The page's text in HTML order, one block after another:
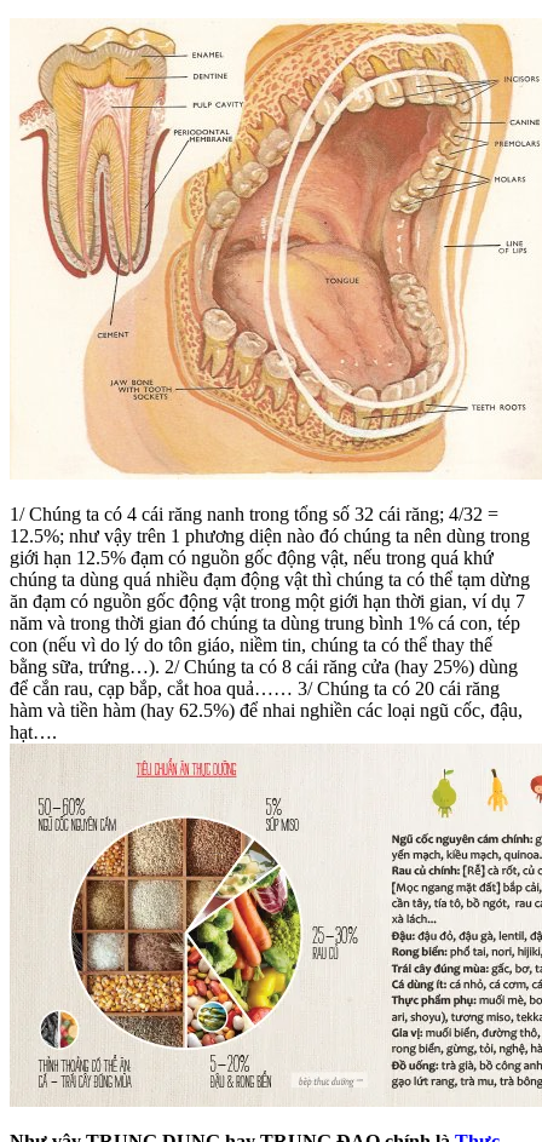
1/ Chúng ta có 4 cái răng nanh trong tổng số 32 cái răng; 4/32 =
12.5%; như vậy trên 1 phương diện nào đó chúng ta nên dùng trong
giới hạn 12.5% đạm có nguồn gốc động vật, nếu trong quá khứ
chúng ta dùng quá nhiều đạm động vật thì chúng ta có thể tạm dừng
ăn đạm có nguồn gốc động vật trong một giới hạn thời gian, ví dụ 7
năm và trong thời gian đó chúng ta dùng trung bình 1% cá con, tép
con (nếu vì do lý do tôn giáo, niềm tin, chúng ta có thể thay thế
bằng sữa, trứng…). 2/ Chúng ta có 8 cái răng cửa (hay 25%) dùng
để cắn rau, cạp bắp, cắt hoa quả…… 3/ Chúng ta có 20 cái răng
hàm và tiền hàm (hay 62.5%) để nhai nghiền các loại ngũ cốc, đậu,
hạt….